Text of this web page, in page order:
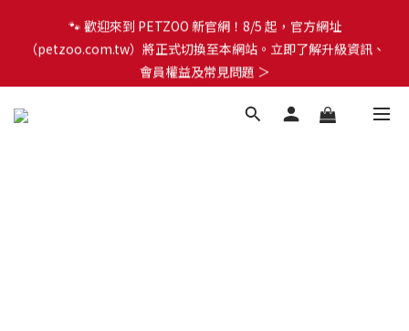
🐾 歡迎來到 PETZOO 新官網！8/5 起，官方網址
（petzoo.com.tw）將正式切換至本網站。立即了解升級資訊、
會員權益及常見問題 ＞
🐾 歡迎來到 PETZOO 新官網！8/5 起，官方網址
（petzoo.com.tw）將正式切換至本網站。立即了解升級資訊、
會員權益及常見問題 ＞
✨【新朋友見面禮】現在註冊即領 $100 購物金！全館滿 $1,500 享